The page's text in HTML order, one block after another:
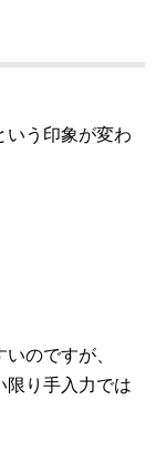
いう印象が変わ
のですが、
限り手入力では